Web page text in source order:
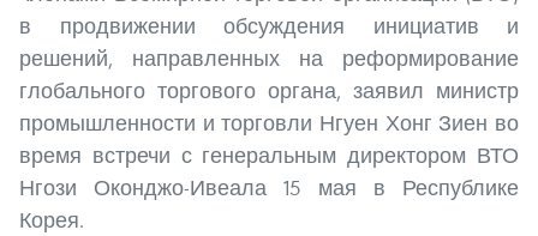
в продвижении обсуждения инициатив и
решений, направленных на реформирование
глобального торгового органа, заявил министр
промышленности и торговли Нгуен Хонг Зиен во
время встречи с генеральным директором ВТО
Нгози Оконджо-Ивеала 15 мая в Республике
Корея.